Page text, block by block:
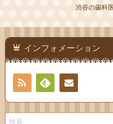
渋谷の歯科
インフォメーション
RSS
Feedlyお問